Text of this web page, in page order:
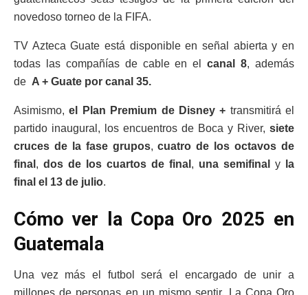
novedoso torneo de la FIFA.
TV Azteca Guate está disponible en señal abierta y en
todas las compañías de cable en elcanal 8, además
de A + Guate por canal 35.
Asimismo,el Plan Premium de Disney + transmitirá el
partido inaugural, los encuentros de Boca y River, siete
cruces de la fase grupos,cuatro de los octavos de
final , dos de los cuartos de final , una semifinal y
la
final el 13 de julio.
Cómo ver la Copa Oro 2025 en
Guatemala
Una vez más el futbol será el encargado de unir a
millones de personas en un mismo sentir. La Copa Oro